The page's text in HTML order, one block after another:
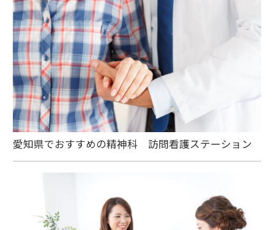
愛知県でおすすめの精神科 訪問看護ステーション